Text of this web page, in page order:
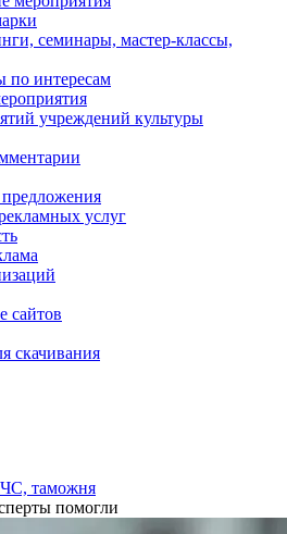
семинары, мастер-классы,
по интересам
учреждений культуры
услуг
сайтов
скачивания
таможня
помогли